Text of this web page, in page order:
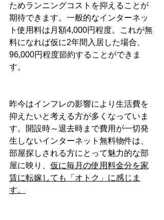
ためランニングコストを抑えることが
期待できます。一般的なインターネッ
ト使用料は月額4,000円程度。これが無
料になれば仮に2年間入居した場合、
96,000円程度節約することができま
す。
昨今はインフレの影響により生活費を
抑えたいと考える方が多くなっていま
す。開設時～退去時まで費用が一切発
生しないインターネット無料物件は、
部屋探しされる方にとって魅力的な部
屋に映り、 仮に毎月の使用料金分を家
賃に転嫁しても「オトク」に感じま
す。